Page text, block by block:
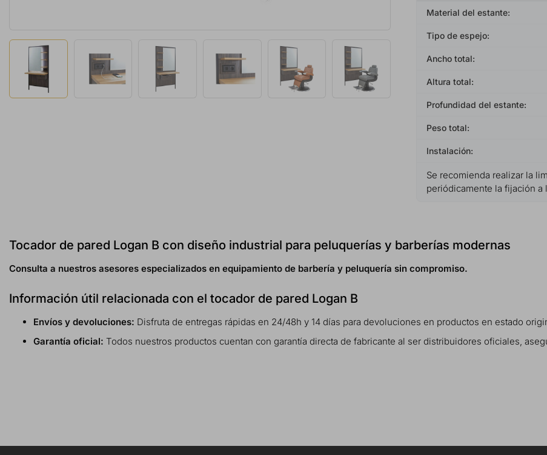
Material del estante:
Tipo de espejo:
Ancho total:
Altura total:
Profundidad del estante:
Peso total:
Instalación:
Se recomienda realizar la
periódicamente la fijación a
Tocador de pared Logan B con diseño industrial para peluquerías y barberías modernas
Consulta a nuestros asesores especializados en equipamiento de barbería y peluquería sin compromiso.
Información útil relacionada con el tocador de pared Logan B
Envíos y devoluciones: Disfruta de entregas rápidas en 24/48h y 14 días para devoluciones en productos en estado
Garantía oficial: Todos nuestros productos cuentan con garantía directa de fabricante al ser distribuidores oficiales,